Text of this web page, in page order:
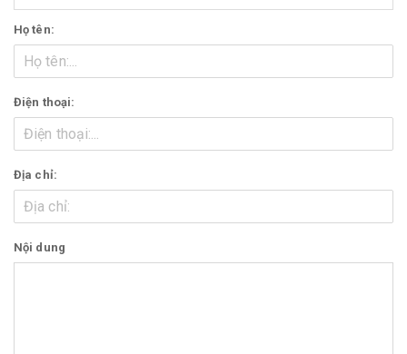
Họ tên:
Điện thoại:
Địa chỉ:
Nội dung